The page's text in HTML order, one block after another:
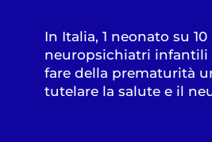
In Italia, 1 neonato su
neuropsichiatri
fare della prematurità
tutelare la salute e il